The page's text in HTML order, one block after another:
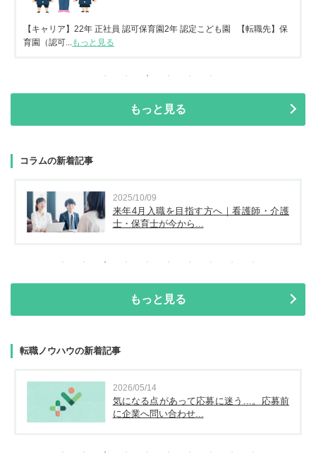
【キャリア】22年 正社員 認可保育園2年 認定こども園 【転職先】保
育園（認可...もっと見る
もっと見る
コラムの新着記事
2025/10/09
来年4月入職を目指す方へ｜看護師・介護
士・保育士が今から...
もっと見る
転職ノウハウの新着記事
2026/05/14
気になる点があって応募に迷う…。応募前
に企業へ問い合わせ...